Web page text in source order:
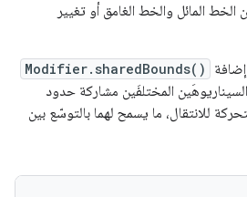
الخط المائل والخط الغامق أو تغيير
Modifier.sharedBounds()
المختلفَين مشاركة حدود
للانتقال، ما يسمح لهما بالتوسّع بين